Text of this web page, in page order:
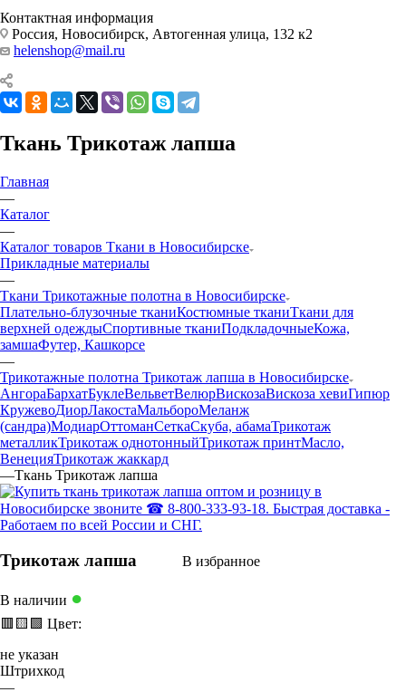
Контактная информация
Россия, Новосибирск, Автогенная улица, 132 к2
helenshop@mail.ru
Ткань Трикотаж лапша
Главная
—
Каталог
—
Каталог товаров Ткани в Новосибирске
Прикладные материалы
—
Ткани Трикотажные полотна в Новосибирске
Плательно-блузочные тканиКостюмные тканиТкани для
верхней одеждыСпортивные тканиПодкладочныеКожа,
замшаФутер, Кашкорсе
—
Трикотажные полотна Трикотаж лапша в Новосибирске
АнгораБархатБуклеВельветВелюрВискозаВискоза хевиГипюр
КружевоДиорЛакостаМальбороМеланж
(сандра)МодиарОттоманСеткаСкуба, абамаТрикотаж
металликТрикотаж однотонныйТрикотаж принтМасло,
ВенецияТрикотаж жаккард
—Ткань Трикотаж лапша
Трикотаж лапша В избранное
В наличии ●
🟥 🟨 🟩 Цвет:
не указан
Штрихкод
—